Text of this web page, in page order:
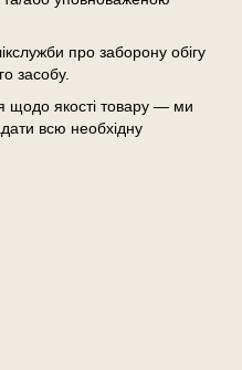
про заборону обігу
засобу.
щодо якості товару — ми
всю необхідну